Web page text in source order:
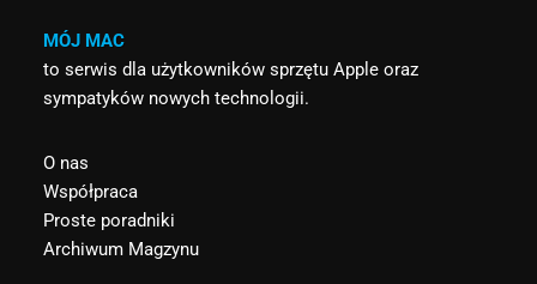
MÓJ MAC
to serwis dla użytkowników sprzętu Apple oraz
sympatyków nowych technologii.
O nas
Współpraca
Proste poradniki
Archiwum Magzynu